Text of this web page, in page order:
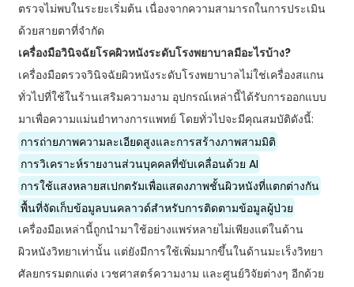
ตรวจไม่พบในระยะเริ่มต้น เนื่องจากความสามารถในการประเมิน
ด้วยสายตาที่จำกัด
เครื่องมือวินิจฉัยโรคผิวหนังระดับโรงพยาบาลมีอะไรบ้าง?
เครื่องมือตรวจวินิจฉัยผิวหนังระดับโรงพยาบาลไม่ใช่เครื่องสแกน
ทั่วไปที่ใช้ในร้านเสริมความงาม อุปกรณ์เหล่านี้ได้รับการออกแบบ
มาเพื่อความแม่นยำทางการแพทย์ โดยทั่วไปจะมีคุณสมบัติดังนี้:
การถ่ายภาพความละเอียดสูงและการสร้างภาพสามมิติ
การวิเคราะห์รายงานส่วนบุคคลที่ขับเคลื่อนด้วย AI
การใช้แสงหลายสเปกตรัมเพื่อแสดงภาพชั้นผิวหนังที่แตกต่างกัน
พื้นที่จัดเก็บข้อมูลบนคลาวด์สำหรับการติดตามข้อมูลผู้ป่วย
เครื่องมือเหล่านี้ถูกนำมาใช้อย่างแพร่หลายไม่เพียงแต่ในด้าน
ผิวหนังวิทยาเท่านั้น แต่ยังมีการใช้เพิ่มมากขึ้นในด้านมะเร็งวิทยา
ศัลยกรรมตกแต่ง เวชศาสตร์ความงาม และศูนย์วิจัยต่างๆ อีกด้วย